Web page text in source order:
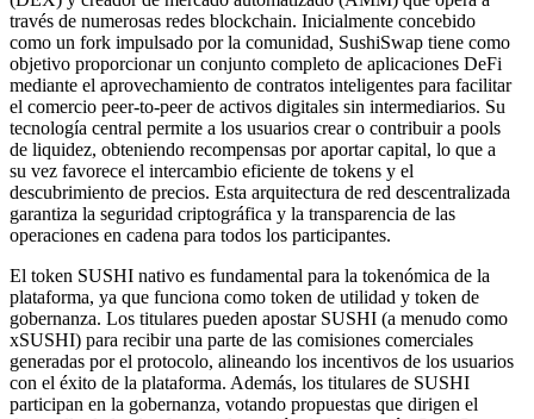
través de numerosas redes blockchain. Inicialmente concebido
como un fork impulsado por la comunidad, SushiSwap tiene como
objetivo proporcionar un conjunto completo de aplicaciones DeFi
mediante el aprovechamiento de contratos inteligentes para facilitar
el comercio peer-to-peer de activos digitales sin intermediarios. Su
tecnología central permite a los usuarios crear o contribuir a pools
de liquidez, obteniendo recompensas por aportar capital, lo que a
su vez favorece el intercambio eficiente de tokens y el
descubrimiento de precios. Esta arquitectura de red descentralizada
garantiza la seguridad criptográfica y la transparencia de las
operaciones en cadena para todos los participantes.
El token SUSHI nativo es fundamental para la tokenómica de la
plataforma, ya que funciona como token de utilidad y token de
gobernanza. Los titulares pueden apostar SUSHI (a menudo como
xSUSHI) para recibir una parte de las comisiones comerciales
generadas por el protocolo, alineando los incentivos de los usuarios
con el éxito de la plataforma. Además, los titulares de SUSHI
participan en la gobernanza, votando propuestas que dirigen el